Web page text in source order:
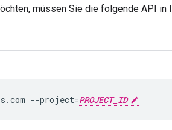
müssen Sie die folgende API
--project=PROJECT_ID